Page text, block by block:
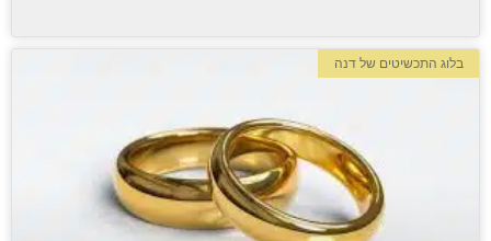
בלוג התכשיטים של דנה